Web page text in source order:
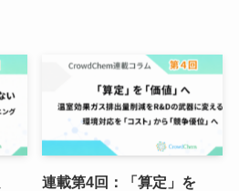
連載第4回：「算定」を